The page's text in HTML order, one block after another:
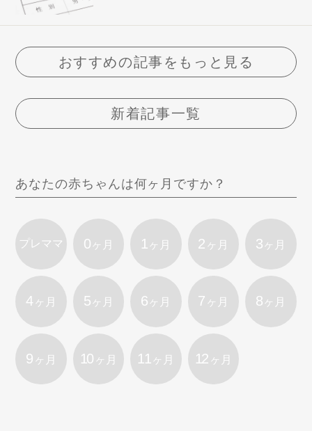
おすすめの記事をもっと見る
新着記事一覧
あなたの赤ちゃんは何ヶ月ですか？
プレママ 0 ヶ月 1 ヶ月 2 ヶ月 3 ヶ月
4 ヶ月 5 ヶ月 6 ヶ月 7 ヶ月 8 ヶ月
9 ヶ月 10 ヶ月 11 ヶ月 12 ヶ月